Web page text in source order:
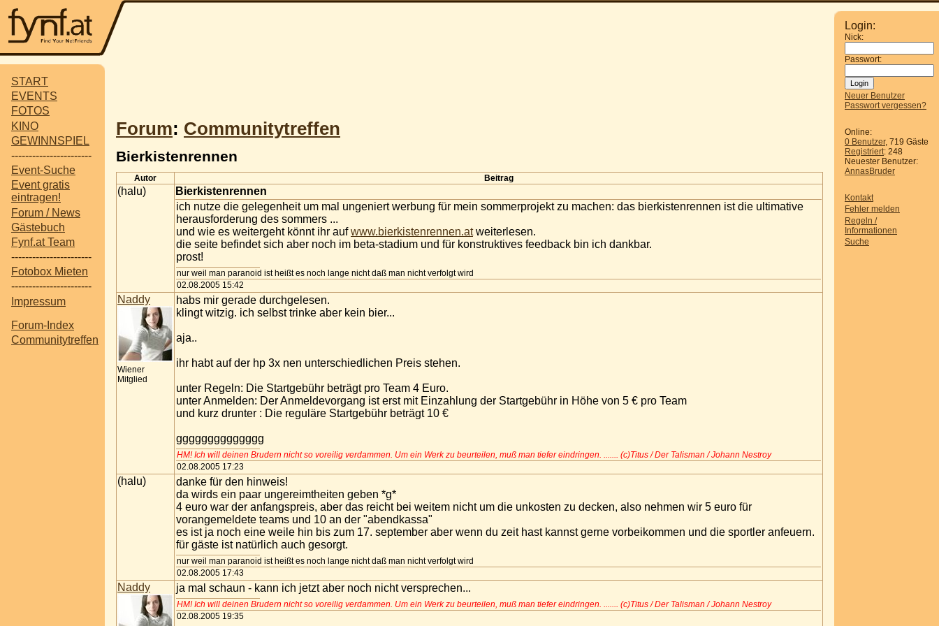
START
EVENTS
FOTOS
KINO
GEWINNSPIEL
-----------------------
Event-Suche
Event gratis
eintragen!
Forum / News
Gästebuch
Fynf.at Team
-----------------------
Fotobox Mieten
-----------------------
Impressum
Forum-Index
Communitytreffen
Login:
Nick:
Passwort:
Neuer Benutzer
Passwort vergessen?
Online:
0 Benutzer, 719 Gäste
Registriert: 248
Neuester Benutzer:
AnnasBruder
Kontakt
Fehler melden
Regeln /
Informationen
Suche
Forum: Communitytreffen
Bierkistenrennen
Autor Beitrag
(halu)
Bierkistenrennen
ich nutze die gelegenheit um mal ungeniert werbung für mein sommerprojekt zu machen: das bierkistenrennen ist die ultimative
herausforderung des sommers ...
und wie es weitergeht könnt ihr aufwww.bierkistenrennen.atweiterlesen.
die seite befindet sich aber noch im beta-stadium und für konstruktives feedback bin ich dankbar.
prost!
nur weil man paranoid ist heißt es noch lange nicht daß man nicht verfolgt wird
02.08.2005 15:42
Naddy
Wiener
Mitglied
habs mir gerade durchgelesen.
klingt witzig. ich selbst trinke aber kein bier...
aja..
ihr habt auf der hp 3x nen unterschiedlichen Preis stehen.
unter Regeln: Die Startgebühr beträgt pro Team 4 Euro.
unter Anmelden: Der Anmeldevorgang ist erst mit Einzahlung der Startgebühr in Höhe von 5 € pro Team
und kurz drunter : Die reguläre Startgebühr beträgt 10 €
gggggggggggggg
HM! Ich will deinen Brudern nicht so voreilig verdammen. Um ein Werk zu beurteilen, muß man tiefer eindringen. ....... (c)Titus / Der Talisman / Johann Nestroy
02.08.2005 17:23
(halu)
danke für den hinweis!
da wirds ein paar ungereimtheiten geben *g*
4 euro war der anfangspreis, aber das reicht bei weitem nicht um die unkosten zu decken, also nehmen wir 5 euro für
vorangemeldete teams und 10 an der "abendkassa"
es ist ja noch eine weile hin bis zum 17. september aber wenn du zeit hast kannst gerne vorbeikommen und die sportler anfeuern.
für gäste ist natürlich auch gesorgt.
nur weil man paranoid ist heißt es noch lange nicht daß man nicht verfolgt wird
02.08.2005 17:43
Naddy ja mal schaun - kann ich jetzt aber noch nicht versprechen...
HM! Ich will deinen Brudern nicht so voreilig verdammen. Um ein Werk zu beurteilen, muß man tiefer eindringen. ....... (c)Titus / Der Talisman / Johann Nestroy
02.08.2005 19:35